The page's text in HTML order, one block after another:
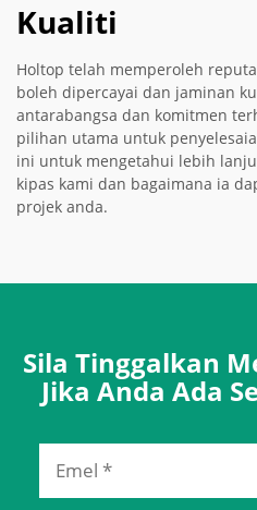
Kualiti
Holtop telah memperoleh
boleh dipercayai dan jaminan
antarabangsa dan komitmen
pilihan utama untuk
ini untuk mengetahui lebih
kipas kami dan bagaimana ia
projek anda.
Sila Tinggalkan
Jika Anda Ada